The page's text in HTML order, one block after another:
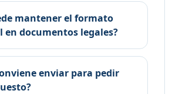
mantener el formato
en documentos legales?
enviar para pedir